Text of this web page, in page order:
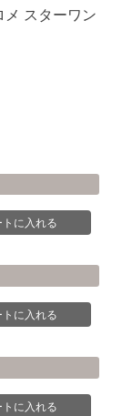
スターワン